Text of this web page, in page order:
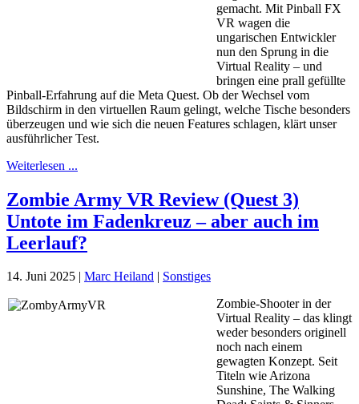
gemacht. Mit Pinball FX
VR wagen die
ungarischen Entwickler
nun den Sprung in die
Virtual Reality – und
bringen eine prall gefüllte
Pinball-Erfahrung auf die Meta Quest. Ob der Wechsel vom
Bildschirm in den virtuellen Raum gelingt, welche Tische besonders
überzeugen und wie sich die neuen Features schlagen, klärt unser
ausführlicher Test.
Weiterlesen ...
Zombie Army VR Review (Quest 3)
Untote im Fadenkreuz – aber auch im
Leerlauf?
14. Juni 2025 | Marc Heiland | Sonstiges
Zombie-Shooter in der
Virtual Reality – das klingt
weder besonders originell
noch nach einem
gewagten Konzept. Seit
Titeln wie Arizona
Sunshine, The Walking